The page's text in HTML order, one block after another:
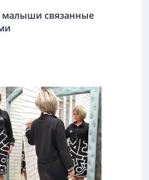
малыши связанные